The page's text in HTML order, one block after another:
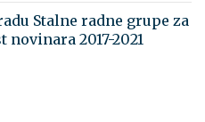
Stalne radne grupe za
novinara 2017-2021